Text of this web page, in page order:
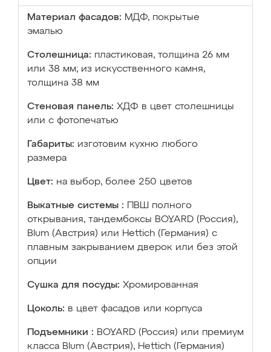
Материал фасадов: МДФ, покрытые
эмалью
Столешница: пластиковая, толщина 26 мм
или 38 мм; из искусственного камня,
толщина 38 мм
Стеновая панель: ХДФ в цвет столешницы
или с фотопечатью
Габариты: изготовим кухню любого
размера
Цвет: на выбор, более 250 цветов
Выкатные системы :
ПВШ полного
открывания, тандембоксы BOYARD (Россия),
Blum (Австрия) или Hettich (Германия) с
плавным закрыванием дверок или без этой
опции
Сушка для посуды: Хромированная
Цоколь: в цвет фасадов или корпуса
Подъемники : BOYARD (Россия) или премиум
класса Blum (Австрия), Hettich (Германия)